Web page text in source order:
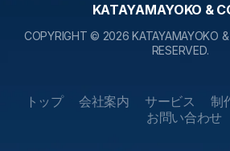
KATAYAMAYOKO &
COPYRIGHT © 2026 KATAYAMAYOKO &
RESERVED.
トップ 会社案内 サービス 制
お問い合わせ